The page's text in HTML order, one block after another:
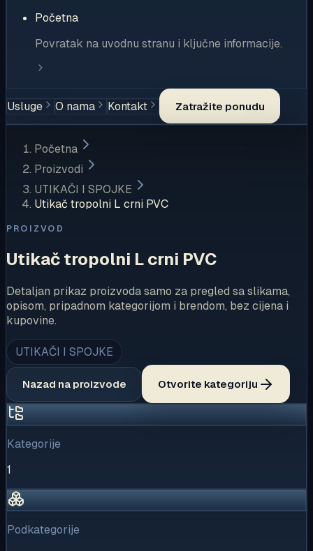
Početna
Povratak na uvodnu stranu i ključne informacije.
Usluge O nama Kontakt Zatražite ponudu
Početna
Proizvodi
UTIKAČI I SPOJKE
Utikač tropolni L crni PVC
PROIZVOD
Utikač tropolni L crni PVC
Detaljan prikaz proizvoda samo za pregled sa slikama,
opisom, pripadnom kategorijom i brendom, bez cijena i
kupovine.
UTIKAČI I SPOJKE
Nazad na proizvode Otvorite kategoriju
Kategorije
1
Podkategorije